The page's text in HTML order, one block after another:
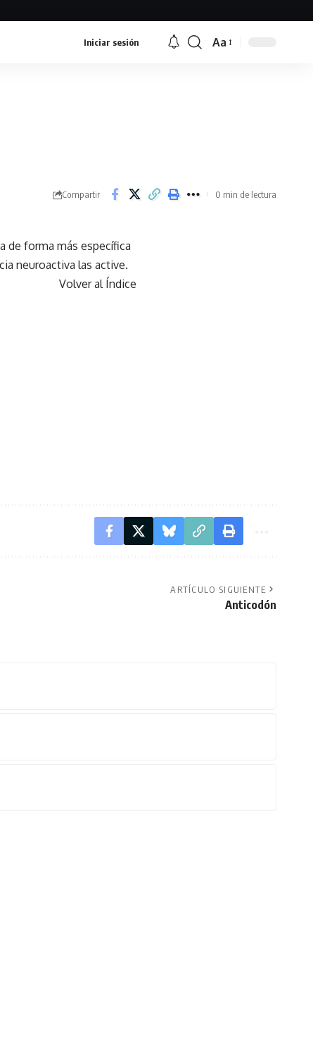
Iniciar sesión
Font
Aa
Compartir 0 min de lectura
de forma más específica
neuroactiva las active.
Volver al Índice
ARTÍCULO SIGUIENTE
Anticodón